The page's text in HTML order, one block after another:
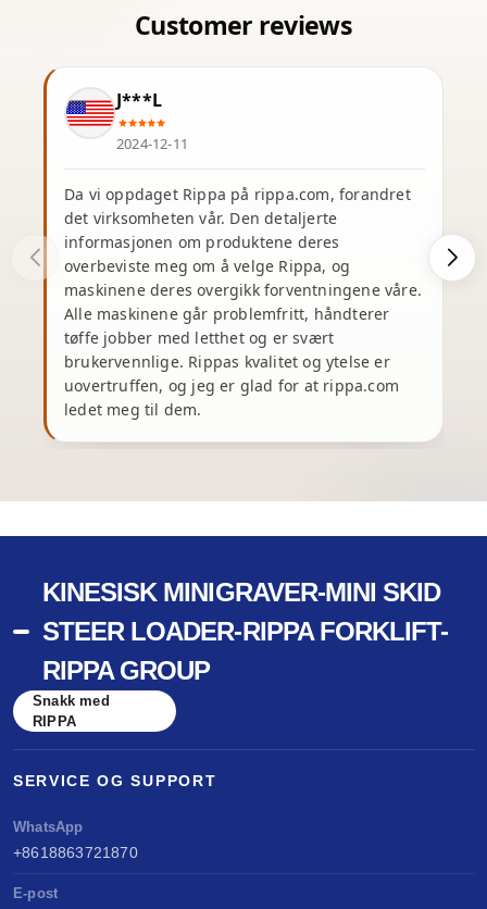
J***L
2024-12-11
Da vi oppdaget Rippa på rippa.com, forandret
det virksomheten vår. Den detaljerte
informasjonen om produktene deres
overbeviste meg om å velge Rippa, og
maskinene deres overgikk forventningene våre.
Alle maskinene går problemfritt, håndterer
tøffe jobber med letthet og er svært
brukervennlige. Rippas kvalitet og ytelse er
uovertruffen, og jeg er glad for at rippa.com
ledet meg til dem.
KINESISK MINIGRAVER-MINI SKID
STEER LOADER-RIPPA FORKLIFT-
RIPPA GROUP
Snakk med
RIPPA
SERVICE OG SUPPORT
WhatsApp
+8618863721870
E-post